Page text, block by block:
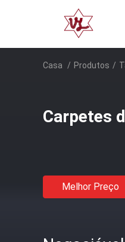
Casa / Produtos /
Carpetes
Melhor Preço